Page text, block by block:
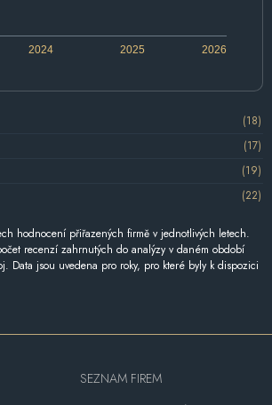
2024 2026
2025
(18)
(17)
(19)
(22)
hodnocení přiřazených firmě v jednotlivých letech.
recenzí zahrnutých do analýzy v daném období
Data jsou uvedena pro roky, pro které byly k dispozici
SEZNAM FIREM